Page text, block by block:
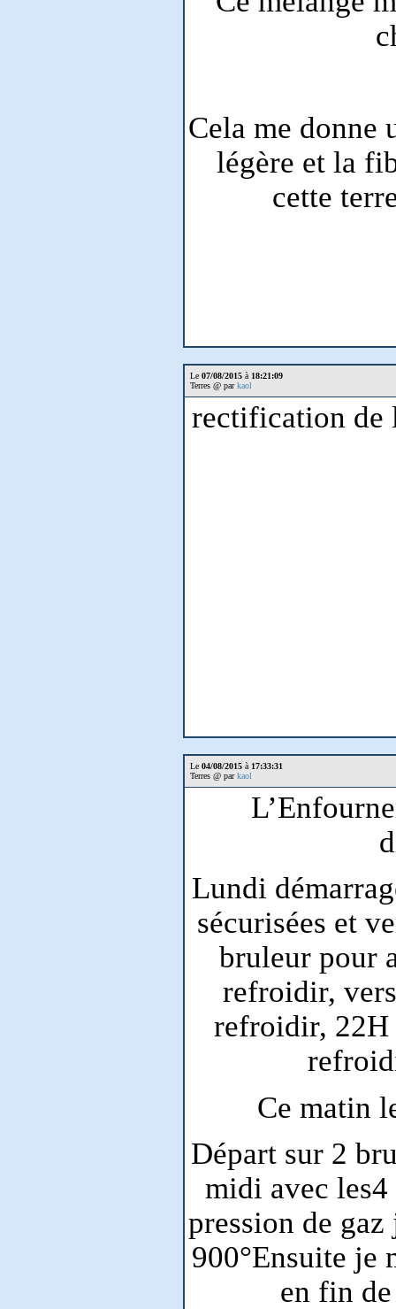
Cela me donne
légère et la
cette
Le 07/08/2015à 18:21:09
Terres @ parkaol
rectification de
Le 04/08/2015à 17:33:31
Terres @ parkaol
Lundi
sécurisées et
bruleur pour
refroidir,
refroidir, 22H
Ce matin
Départ sur 2
midi avec les4
pression de gaz
900°Ensuite je
en fin